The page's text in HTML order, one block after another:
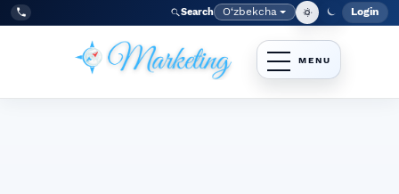
Skip to main navigation menu
Skip to main content
Skip to site footer
Tel:
+998977838464 Search Language
O‘zbekcha Login